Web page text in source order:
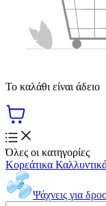
Το καλάθι είναι άδειο
Όλες οι κατηγορίες
Κορεάτικα
Ψάχνεις για